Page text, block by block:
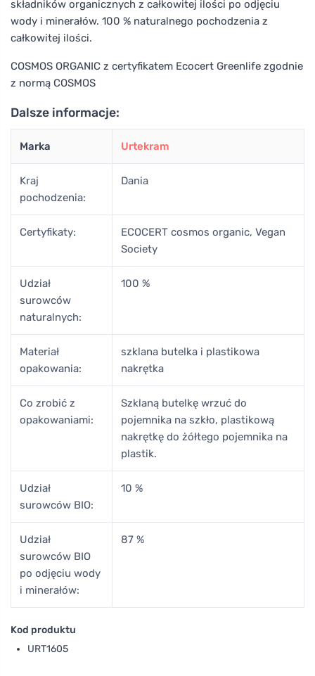
składników organicznych z całkowitej ilości po odjęciu
wody i minerałów. 100 % naturalnego pochodzenia z
całkowitej ilości.
COSMOS ORGANIC z certyfikatem Ecocert Greenlife zgodnie
z normą COSMOS
Dalsze informacje:
Marka Urtekram
Kraj
pochodzenia:
Dania
Certyfikaty:
ECOCERT cosmos organic, Vegan
Society
Udział
surowców
naturalnych:
100 %
Materiał
opakowania:
szklana butelka i plastikowa
nakrętka
Co zrobić z
opakowaniami:
Szklaną butelkę wrzuć do
pojemnika na szkło, plastikową
nakrętkę do żółtego pojemnika na
plastik.
Udział
surowców BIO:
10 %
Udział
surowców BIO
po odjęciu wody
i minerałów:
87 %
Kod produktu
URT1605